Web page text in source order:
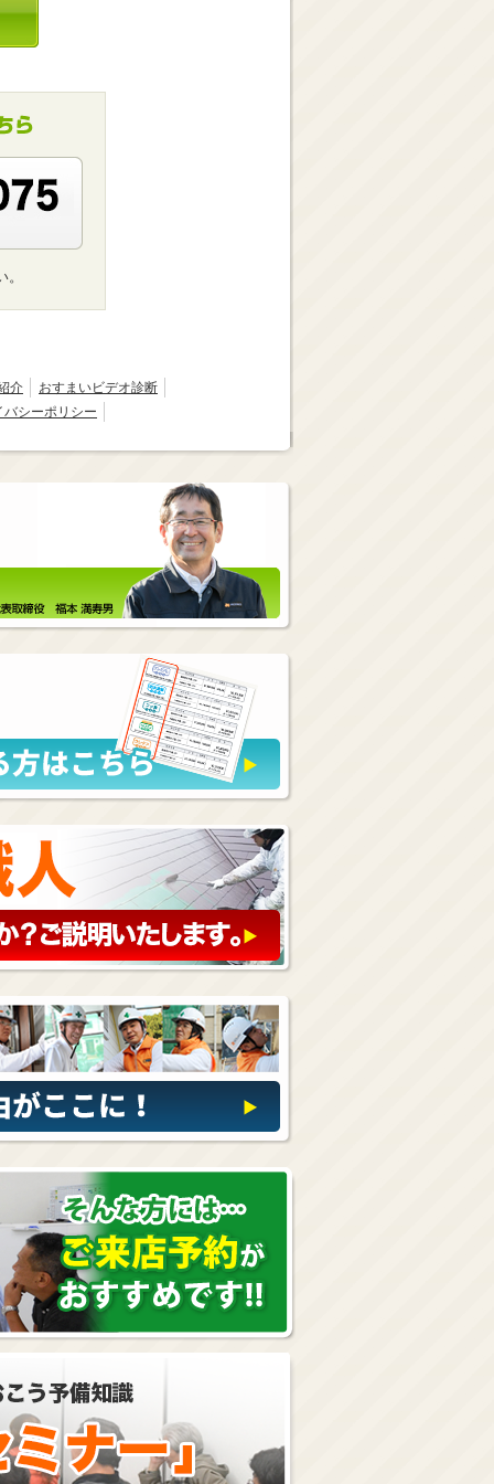
介
おすまいビデオ診断
バシーポリシー